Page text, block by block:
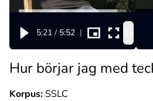
5:21 / 5:52 |
Hur börjar jag med
Korpus:SSLC